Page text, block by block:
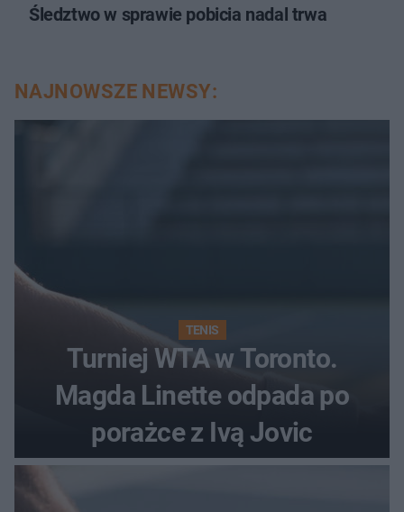
Śledztwo w sprawie pobicia nadal trwa
NAJNOWSZE NEWSY:
TENIS
Turniej WTA w Toronto.
Magda Linette odpada po
porażce z Ivą Jovic